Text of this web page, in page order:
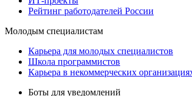
Рейтинг работодателей России
Молодым специалистам
Карьера для молодых специалистов
Школа программистов
Карьера в некоммерческих
Боты для уведомлений